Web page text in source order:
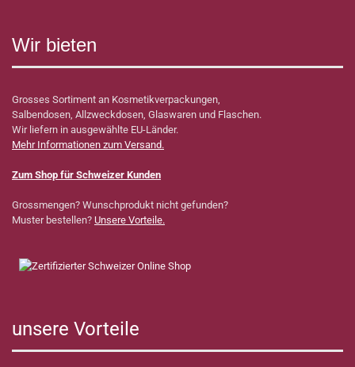
Wir bieten
Grosses Sortiment an Kosmetikverpackungen,
Salbendosen, Allzweckdosen, Glaswaren und Flaschen.
Wir liefern in ausgewählte EU-Länder.
Mehr Informationen zum Versand.
Zum Shop für Schweizer Kunden
Grossmengen? Wunschprodukt nicht gefunden?
Muster bestellen? Unsere Vorteile.
unsere Vorteile